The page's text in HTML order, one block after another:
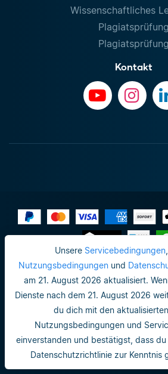
Unsere Servicebedingungen,
Nutzungsbedingungen und
am 21. August 2026 aktualisiert.
Dienste nach dem 21. August 2026
du dich mit den
Nutzungsbedingungen und
einverstanden und bestätigst, dass du
Datenschutzrichtlinie zur Kenntnis
Wissenschaftliches
Plagiatsprüfung
Plagiatsprüfung
Kontakt
Impressum
Do not sell or share my